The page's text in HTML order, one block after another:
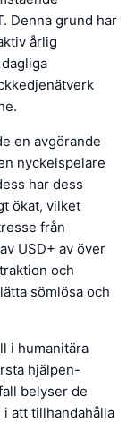
Denna grund har
årlig
en avgörande
nyckelspelare
har dess
ökat, vilket
från
USD+ av över
och
sömlösa och
i humanitära
hjälpen-
belyser de
att tillhandahålla